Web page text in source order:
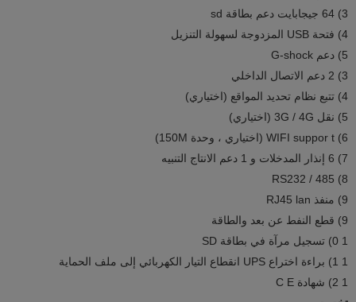
3) 64 جيجابايت دعم بطاقة sd
4) فتحة USB المزدوجة لسهولة التنزيل
5)
دعم G-shock
3) 2 دعم الاتصال الداخلي
4) تتبع نظام تحديد المواقع (اختياري)
5) نقل 3G / 4G (اختياري)
6) WIFI suppor t (اختياري ، وحدة 150M)
7) 6 إنذار المدخلات و 1 دعم الانتاج التنبيه
8) RS232 / 485
9) منفذ RJ45 lan
9) قطع النفط عن بعد والطاقة
1
0) تسجيل مرآة في بطاقة SD
1
1)
براءة اختراع UPS انقطاع التيار الكهربائي إلى ملف الحماية
1
2) شهادة C E